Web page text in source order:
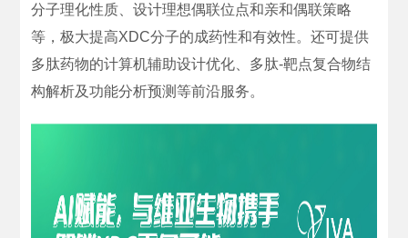
分子理化性质、设计理想偶联位点和亲和偶联策略
等，极大提高XDC分子的成药性和有效性。还可提供
多肽药物的计算机辅助设计优化、多肽-靶点复合物结
构解析及功能分析预测等前沿服务。